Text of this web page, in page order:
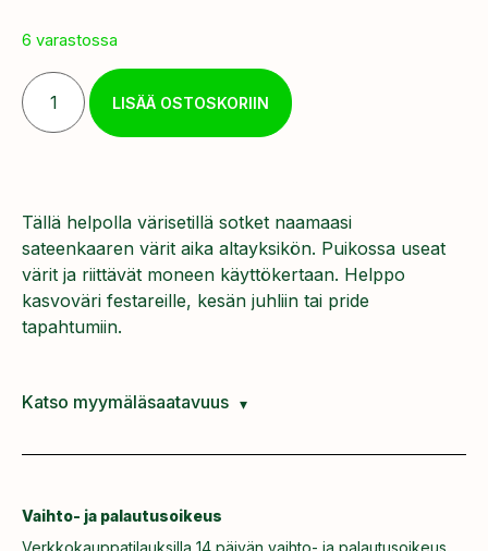
6 varastossa
LISÄÄ OSTOSKORIIN
Tällä helpolla värisetillä sotket naamaasi
sateenkaaren värit aika altayksikön. Puikossa useat
värit ja riittävät moneen käyttökertaan. Helppo
kasvoväri festareille, kesän juhliin tai pride
tapahtumiin.
Katso myymäläsaatavuus
Vaihto- ja palautusoikeus
Verkkokauppatilauksilla 14 päivän vaihto- ja palautusoikeus.